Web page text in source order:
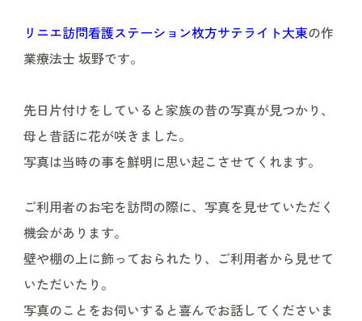
リニエ訪問看護ステーション枚方サテライト大東の作
業療法士 坂野です。
先日片付けをしていると家族の昔の写真が見つかり、
母と昔話に花が咲きました。
写真は当時の事を鮮明に思い起こさせてくれます。
ご利用者のお宅を訪問の際に、写真を見せていただく
機会があります。
壁や棚の上に飾っておられたり、ご利用者から見せて
いただいたり。
写真のことをお伺いすると喜んでお話してくださいま